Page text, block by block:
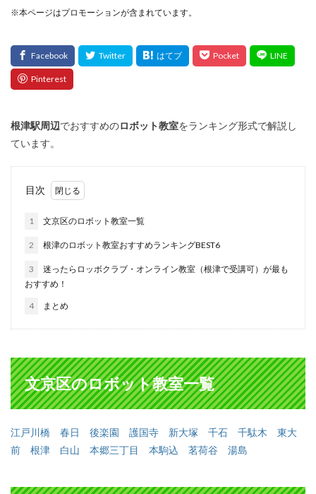
※本ページはプロモーションが含まれています。
根津駅周辺でおすすめのロボット教室をランキング形式で解説し
ています。
目次
1 文京区のロボット教室一覧
2 根津のロボット教室おすすめランキングBEST6
3
迷ったらロッボクラブ・オンライン教室（根津で受講可）が最も
おすすめ！
4 まとめ
文京区のロボット教室一覧
江戸川橋 春日 後楽園 護国寺 新大塚 千石 千駄木
東大
前
根津 白山 本郷三丁目 本駒込 茗荷谷 湯島